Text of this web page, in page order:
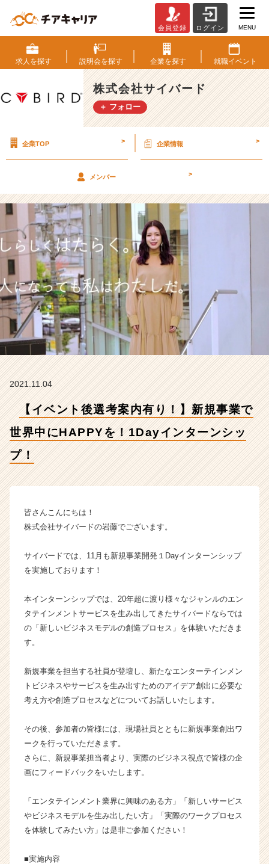
ベ
ン
ト
後
選
考
り！】
事
業
世
界
中
に
H
A
P
P
Y
イ
タ
ッ
式
社
イ
ー
ド
の
ラ
イ
ン】
ベ
ン
チ
ー・
長
企
業
会員登録 ログイン MENU
求人を探す 説明会を探す 企業を探す 就職イベント
株式会社サイバード
＋ フォロー
企業TOP > 企業情報 >
メンバー >
2021.11.04
【イベント後選考案内有り！】新規事業で
世界中にHAPPYを！1Dayインターンシッ
プ！
皆さんこんにちは！
株式会社サイバードの岩藤でございます。
サイバードでは、11月も新規事業開発１Dayインターンシップ
を実施しております！
本インターンシップでは、20年超に渡り様々なジャンルのエン
タテインメントサービスを生み出してきたサイバードならでは
の「新しいビジネスモデルの創造プロセス」を体験いただきま
す。
新規事業を担当する社員が登壇し、新たなエンターテインメン
トビジネスやサービスを生み出すためのアイデア創出に必要な
考え方や創造プロセスなどについてお話しいたします。
その後、参加者の皆様には、現場社員とともに新規事業創出ワ
ークを行っていただきます。
さらに、新規事業担当者より、実際のビジネス視点で皆様の企
画にフィードバックをいたします。
「エンタテインメント業界に興味のある方」「新しいサービス
やビジネスモデルを生み出したい方」「実際のワークプロセス
を体験してみたい方」は是非ご参加ください！
■実施内容